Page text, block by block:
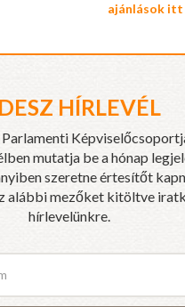
ajánlások
HÍRLEVÉL
mutatja be a hónap
szeretne értesítőt
alábbi mezőket kitöltve
hírlevelünkre.